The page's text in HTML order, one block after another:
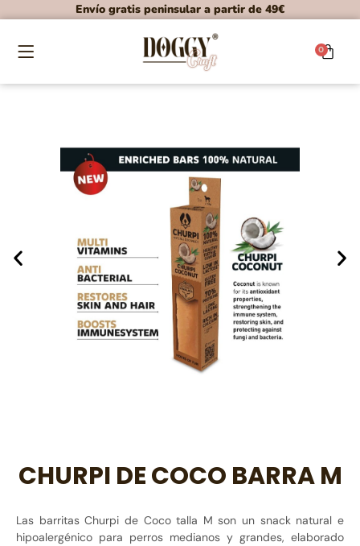
Envío gratis peninsular a partir de 49€
0
CHURPI DE COCO BARRA M
Las barritas Churpi de Coco talla M son un snack natural e
hipoalergénico para perros medianos y grandes, elaborado